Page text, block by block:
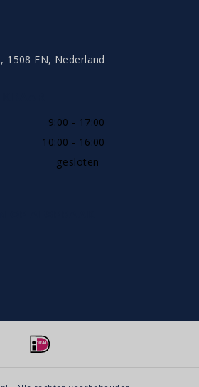
1508 EN, Nederland
9:00 - 17:00
10:00 - 16:00
gesloten